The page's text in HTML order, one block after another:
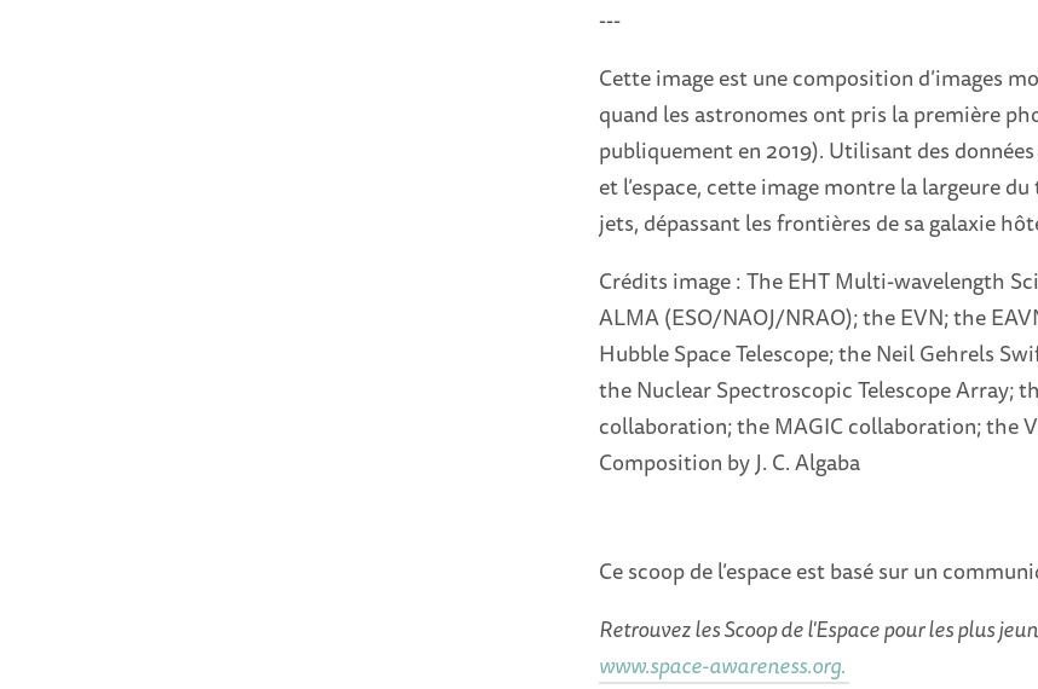
---
Cette image est une composition d’images
quand les astronomes ont pris la première
publiquement en 2019). Utilisant des
et l’espace, cette image montre la largeure
jets, dépassant les frontières de sa galaxie
Crédits image : The EHT Multi-wavelength
ALMA (ESO/NAOJ/NRAO); the EVN; the
Hubble Space Telescope; the Neil Gehrels
the Nuclear Spectroscopic Telescope Array;
collaboration; the MAGIC collaboration; the
Composition by J. C. Algaba
Ce scoop de l’espace est basé sur un
Retrouvez les Scoop de l'Espace pour les plus
www.space-awareness.org.